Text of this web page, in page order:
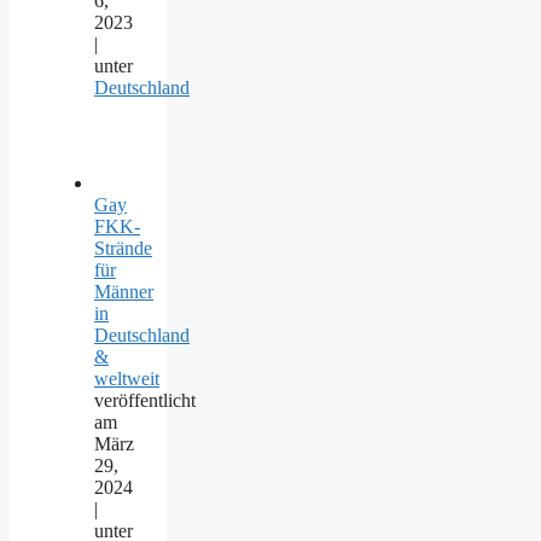
2023
|
unter
Deutschland
Gay
FKK-
Strände
für
Männer
in
Deutschland
&
weltweit
veröffentlicht
am
März
29,
2024
|
unter